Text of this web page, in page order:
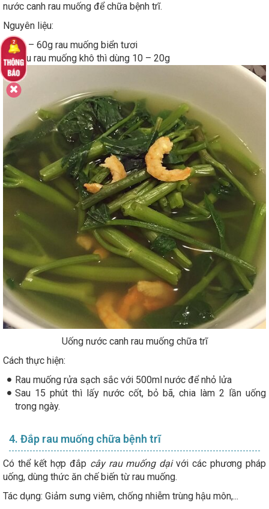
nước canh rau muống để chữa bệnh trĩ.
Nguyên liệu:
30 – 60g rau muống biển tươi
Nếu rau muống khô thì dùng 10 – 20g
Uống nước canh rau muống chữa trĩ
Cách thực hiện:
Rau muống rửa sạch sắc với 500ml nước để nhỏ lửa
Sau 15 phút thì lấy nước cốt, bỏ bã, chia làm 2 lần uống
trong ngày.
4. Đắp rau muống chữa bệnh trĩ
Có thể kết hợp đắp cây rau muống dạivới các phương pháp
uống, dùng thức ăn chế biến từ rau muống.
Tác dụng: Giảm sưng viêm, chống nhiễm trùng hậu môn,...